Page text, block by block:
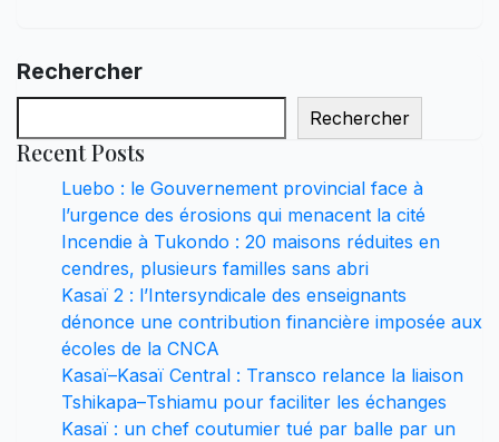
Rechercher
Rechercher
Recent Posts
Luebo : le Gouvernement provincial face à
l’urgence des érosions qui menacent la cité
Incendie à Tukondo : 20 maisons réduites en
cendres, plusieurs familles sans abri
Kasaï 2 : l’Intersyndicale des enseignants
dénonce une contribution financière imposée aux
écoles de la CNCA
Kasaï–Kasaï Central : Transco relance la liaison
Tshikapa–Tshiamu pour faciliter les échanges
Kasaï : un chef coutumier tué par balle par un